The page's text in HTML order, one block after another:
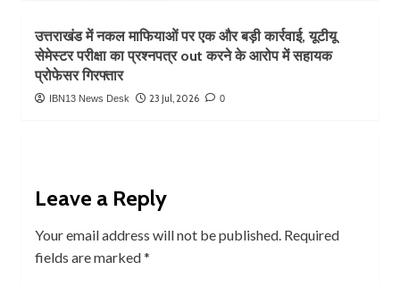
उत्तराखंड में नकल माफियाओं पर एक और बड़ी कार्रवाई, यूटीयू
सेमेस्टर परीक्षा का प्रश्नपत्र out करने के आरोप में सहायक
प्रोफेसर गिरफ्तार
IBN13 News Desk 23 Jul, 2026 0
Leave a Reply
Your email address will not be published. Required
fields are marked*